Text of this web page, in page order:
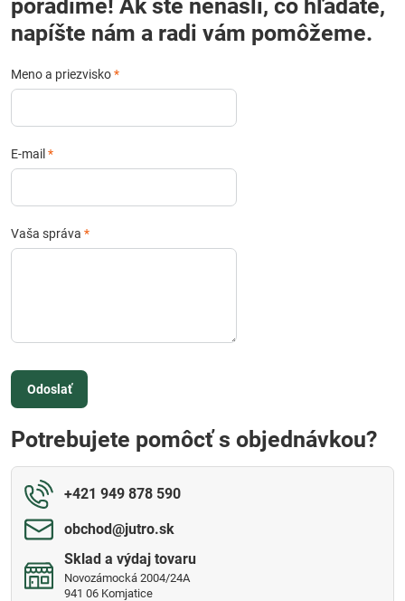
poradíme! Ak ste nenašli, čo hľadáte,
napíšte nám a radi vám pomôžeme.
Meno a priezvisko*
E-mail *
Vaša správa *
Odoslať
Potrebujete pomôcť s objednávkou?
+421 949 878 590
obchod​@jutro​.sk
Sklad a výdaj tovaru
Novozámocká 2004/24A
941 06 Komjatice